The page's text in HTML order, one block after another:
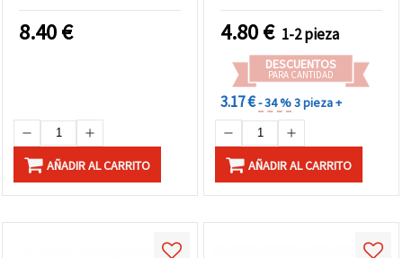
8.40€
AÑADIR AL CARRITO
4.80€ 1-2 pieza
DESCUENTOS
PARA CANTIDAD
3.17 €- 34 %3 pieza +
AÑADIR AL CARRITO